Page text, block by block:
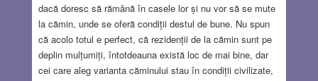
dacă doresc să rămână în casele lor și nu vor să se mute
la cămin, unde se oferă condiții destul de bune. Nu spun
că acolo totul e perfect, că rezidenții de la cămin sunt pe
deplin mulțumiți, întotdeauna există loc de mai bine, dar
cei care aleg varianta căminului stau în condiții civilizate,